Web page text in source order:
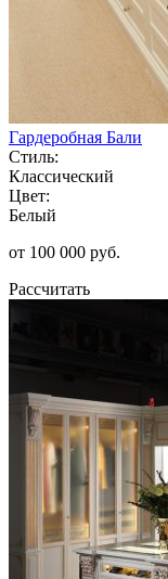
Гардеробная Бали
Стиль:
Классический
Цвет:
Белый
от 100 000 руб.
Рассчитать